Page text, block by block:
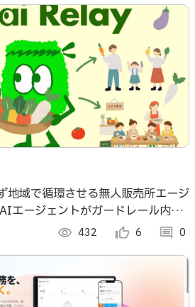
地域で循環させる無人販売所エージ
エージェントがガードレール内で
自律判断し、その結果をSLOとして
する。
visibility 432 thumb_up_alt 6 comment 0